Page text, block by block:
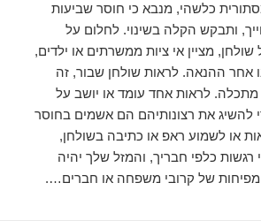
כלשהי, מנבא כי חוסר שביעות
ותבקש הקלה בשינוי. לחלום על
מציין אי ציות ממשרתים או ילדים,
אחר ההנאה. לראות שולחן שבור, זה
לראות אחד עומד או יושב על
להשיג את רצונותיהם הם אשמים בחוסר
או לשמוע ראפ או כתיבה בשולחן,
רגשות כלפי חבריך, והמזל שלך יהיה
מפיחות של קרובי משפחה או חברים….